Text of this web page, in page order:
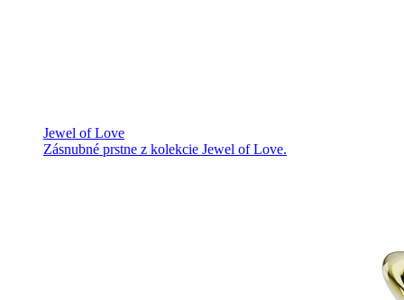
Jewel of Love
Zásnubné prstne z kolekcie Jewel of Love.